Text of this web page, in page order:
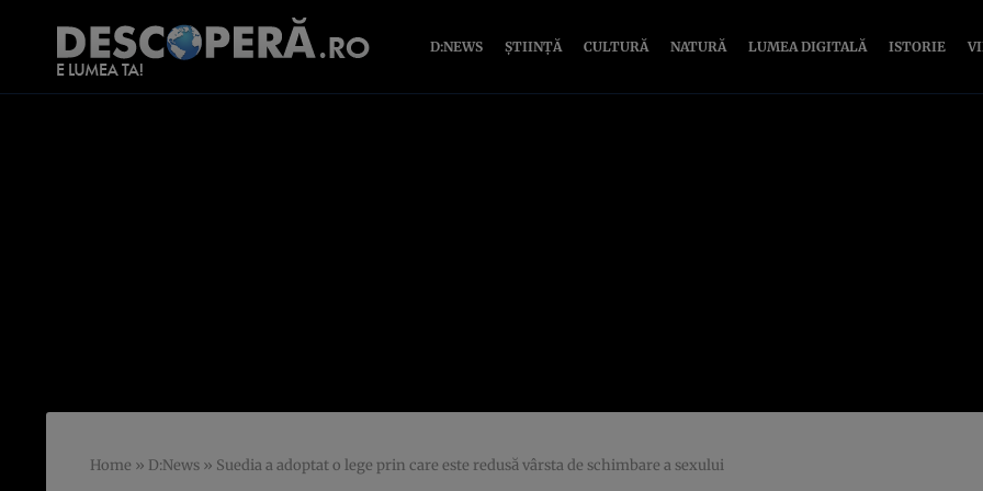
D:NEWS ȘTIINȚĂ CULTURĂ NATURĂ LUMEA DIGITALĂ ISTORIE
Home » D:News » Suedia a adoptat o lege prin care este redusă vârsta de schimbare a sexului